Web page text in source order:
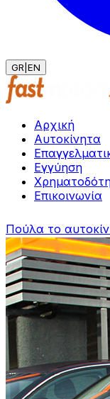
GR EN
Αρχική
Αυτοκίνητα
Εγγύηση
Επικοινωνία
Πούλα το